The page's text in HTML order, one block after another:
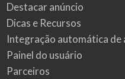
Destacar anúncio
Dicas e Recursos
Integração automática de
Painel do usuário
Parceiros